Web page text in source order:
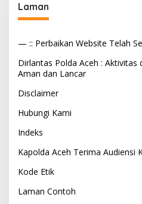
Laman
— :: Perbaikan Website Telah
Dirlantas Polda Aceh : Aktivitas
Aman dan Lancar
Disclaimer
Hubungi Kami
Indeks
Kapolda Aceh Terima Audiensi
Kode Etik
Laman Contoh